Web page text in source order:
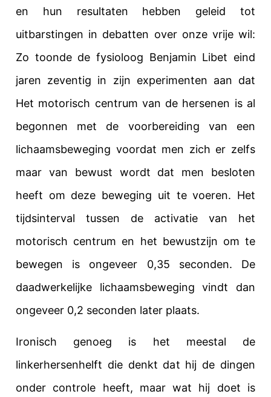
en hun resultaten hebben geleid tot
uitbarstingen in debatten over onze vrije wil:
Zo toonde de fysioloog Benjamin Libet eind
jaren zeventig in zijn experimenten aan dat
Het motorisch centrum van de hersenen is al
begonnen met de voorbereiding van een
lichaamsbeweging voordat men zich er zelfs
maar van bewust wordt dat men besloten
heeft om deze beweging uit te voeren. Het
tijdsinterval tussen de activatie van het
motorisch centrum en het bewustzijn om te
bewegen is ongeveer 0,35 seconden. De
daadwerkelijke lichaamsbeweging vindt dan
ongeveer 0,2 seconden later plaats.
Ironisch genoeg is het meestal de
linkerhersenhelft die denkt dat hij de dingen
onder controle heeft, maar wat hij doet is